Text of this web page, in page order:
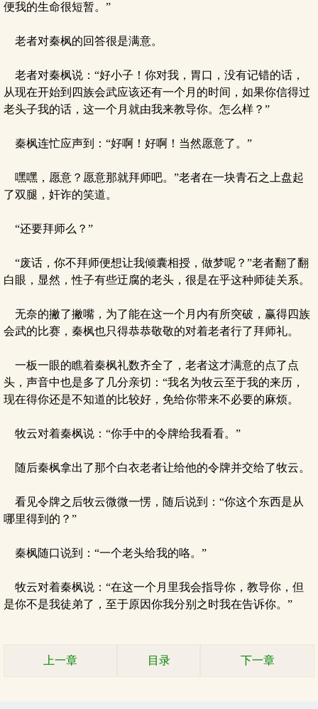
便我的生命很短暂。”
老者对秦枫的回答很是满意。
老者对秦枫说：“好小子！你对我，胃口，没有记错的话，
从现在开始到四族会武应该还有一个月的时间，如果你信得过
老头子我的话，这一个月就由我来教导你。怎么样？”
秦枫连忙应声到：“好啊！好啊！当然愿意了。”
嘿嘿，愿意？愿意那就拜师吧。”老者在一块青石之上盘起
了双腿，奸诈的笑道。
“还要拜师么？”
“废话，你不拜师便想让我倾囊相授，做梦呢？”老者翻了翻
白眼，显然，性子有些迂腐的老头，很是在乎这种师徒关系。
无奈的撇了撇嘴，为了能在这一个月内有所突破，赢得四族
会武的比赛，秦枫也只得恭恭敬敬的对着老者行了拜师礼。
一板一眼的瞧着秦枫礼数齐全了，老者这才满意的点了点
头，声音中也是多了几分亲切：“我名为牧云至于我的来历，
现在得你还是不知道的比较好，免给你带来不必要的麻烦。
牧云对着秦枫说：“你手中的令牌给我看看。”
随后秦枫拿出了那个白衣老者让给他的令牌并交给了牧云。
看见令牌之后牧云微微一愣，随后说到：“你这个东西是从
哪里得到的？”
秦枫随口说到：“一个老头给我的咯。”
牧云对着秦枫说：“在这一个月里我会指导你，教导你，但
是你不是我徒弟了，至于原因你我分别之时我在告诉你。”
上一章 目录 下一章